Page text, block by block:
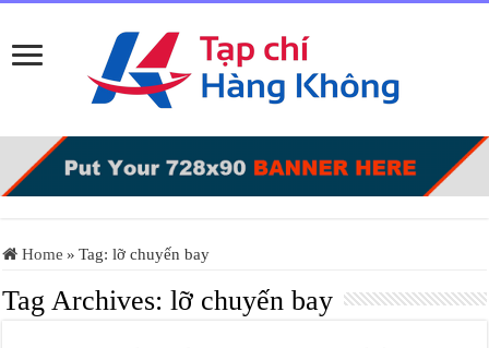
Home » Tag:lỡ chuyến bay
Tag Archives:lỡ chuyến bay